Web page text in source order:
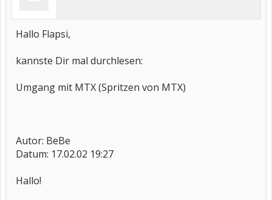
Hallo Flapsi,
kannste Dir mal durchlesen:
Umgang mit MTX (Spritzen von MTX)
Autor: BeBe
Datum: 17.02.02 19:27
Hallo!